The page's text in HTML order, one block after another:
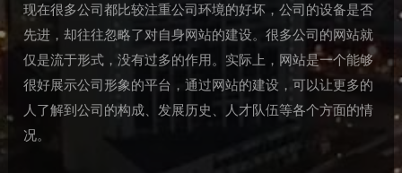
现在很多公司都比较注重公司环境的好坏，公司的设备是否
先进，却往往忽略了对自身网站的建设。很多公司的网站就
仅是流于形式，没有过多的作用。实际上，网站是一个能够
很好展示公司形象的平台，通过网站的建设，可以让更多的
人了解到公司的构成、发展历史、人才队伍等各个方面的情
况。